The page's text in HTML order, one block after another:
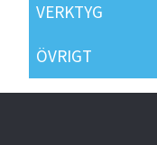
VERKTYG
ÖVRIGT